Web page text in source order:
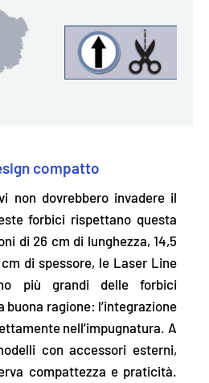
compatto
non dovrebbero invadere il
forbici rispettano questa
di 26 cm di lunghezza, 14,5
di spessore, le Laser Line
più grandi delle forbici
buona ragione: l’integrazione
nell’impugnatura . A
con accessori esterni,
compattezza e praticità.